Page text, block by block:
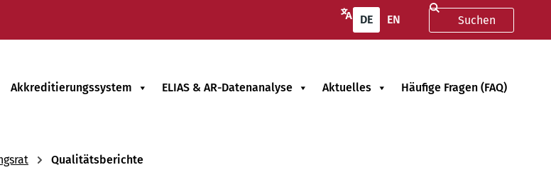
DE EN
Akkreditierungssystem ELIAS & AR-Datenanalyse Aktuelles Häufige Fragen (FAQ)
Qualitätsberichte